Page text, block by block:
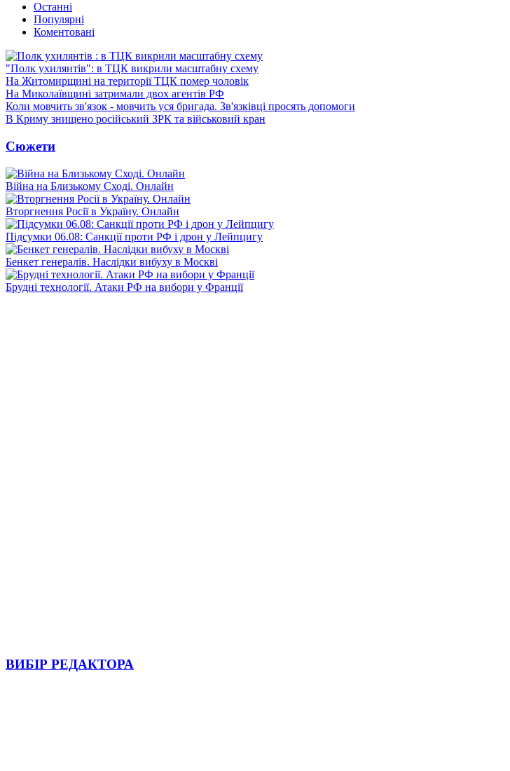
Останні
Популярні
Коментовані
"Полк ухилянтів": в ТЦК викрили масштабну схему
На Житомирщині на території ТЦК помер чоловік
На Миколаївщині затримали двох агентів РФ
Коли мовчить зв'язок - мовчить уся бригада. Зв'язківці просять допомоги
В Криму знищено російський ЗРК та військовий кран
Сюжети
Війна на Близькому Сході. Онлайн
Вторгнення Росії в Україну. Онлайн
Підсумки 06.08: Санкції проти РФ і дрон у Лейпцигу
Бенкет генералів. Наслідки вибуху в Москві
Брудні технології. Атаки РФ на вибори у Франції
ВИБІР РЕДАКТОРА